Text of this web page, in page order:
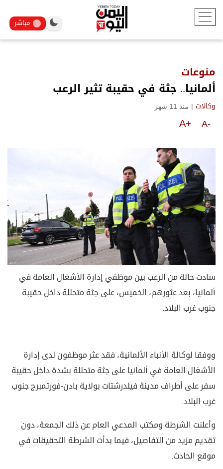
مباشر
منوعات
ألمانيا.. جثة في حقيبة تثير الرعب
وكالات | منذ 11 شهر
A-
A+
سادت حالة من الرعب بين موظفي إدارة الأشغال العامة في
ألمانيا، بعد عثورهم، الخميس، على جثة متحللة داخل حقيبة
جنوب غرب البلاد.
ووفقا لوكالة الأنباء الألمانية، فقد عثر موظفون لدى إدارة
الأشغال العامة في ألمانيا على جثة متحللة بشدة داخل حقيبة
سفر على أطراف مدينة فيلدرشتات بولاية بادن-فورتمبرج جنوب
غرب البلاد.
وأعلنت الشرطة ومكتب المدعي العام عن ذلك الجمعة، دون
تقديم مزيد من التفاصيل، فيما بدأت الشرطة التحقيقات في
موقع الحادث.